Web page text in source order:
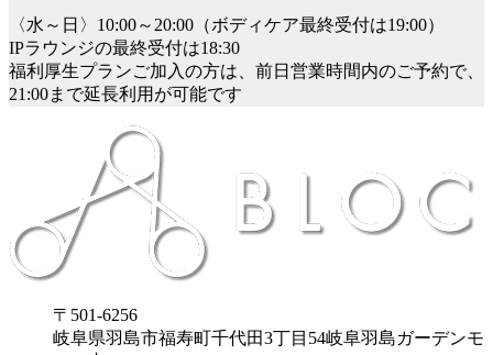
〈水～日〉10:00～20:00（ボディケア最終受付は19:00）
IPラウンジの最終受付は18:30
福利厚生プランご加入の方は、前日営業時間内のご予約で、
21:00まで延長利用が可能です
〒501-6256
岐阜県羽島市福寿町千代田3丁目54岐阜羽島ガーデンモ